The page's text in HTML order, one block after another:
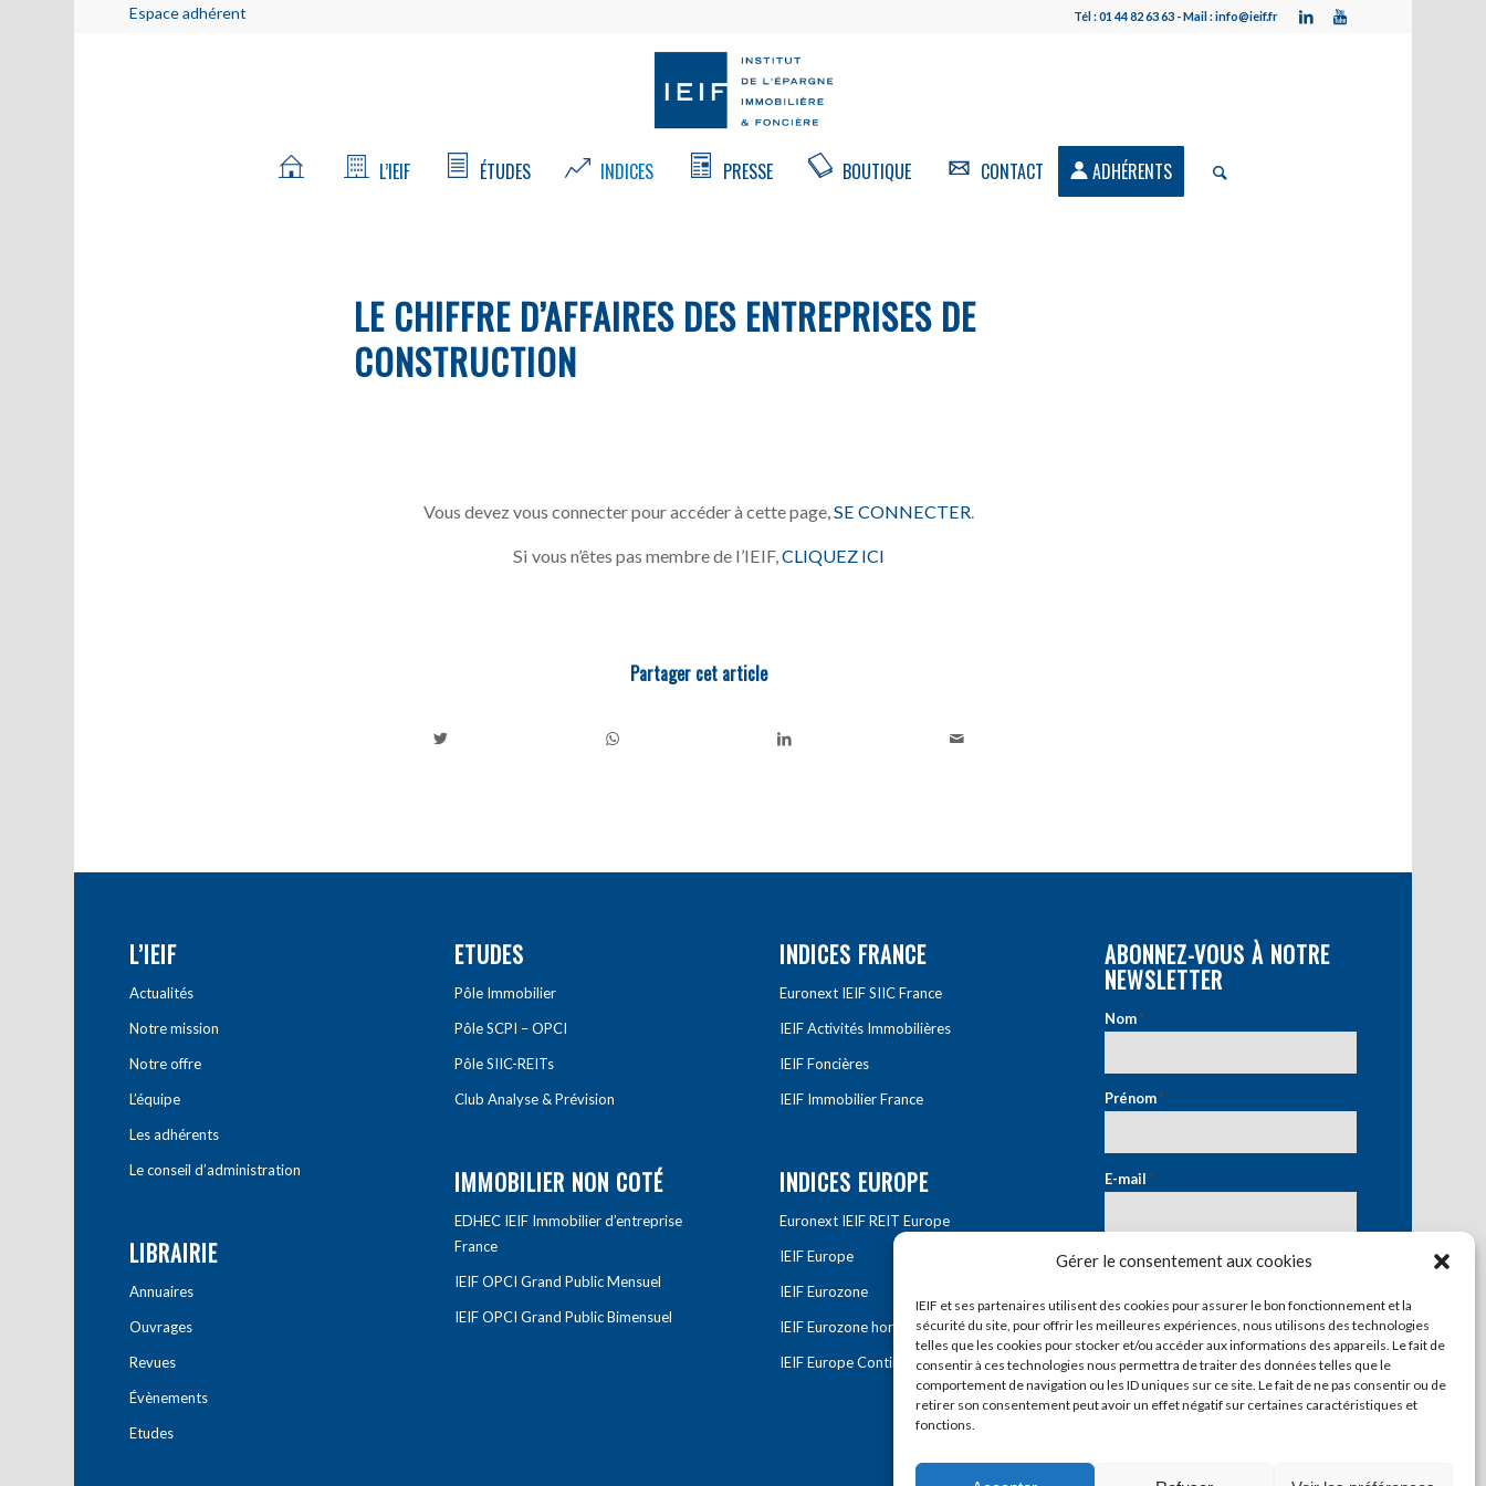
Gérer le consentement aux cookies
IEIF et ses partenaires utilisent des cookies pour assurer le bon fonctionnement et la
sécurité du site, pour offrir les meilleures expériences, nous utilisons des technologies
telles que les cookies pour stocker et/ou accéder aux informations des appareils. Le fait de
consentir à ces technologies nous permettra de traiter des données telles que le
comportement de navigation ou les ID uniques sur ce site. Le fait de ne pas consentir ou de
retirer son consentement peut avoir un effet négatif sur certaines caractéristiques et
fonctions.
Espace adhérent Tél : 01 44 82 63 63 - Mail : info@ieif.fr
L’IEIF ÉTUDES INDICES PRESSE BOUTIQUE CONTACT ADHÉRENTS
LE CHIFFRE D’AFFAIRES DES ENTREPRISES DE
CONSTRUCTION
Vous devez vous connecter pour accéder à cette page, SE CONNECTER
Si vous n’êtes pas membre de l’IEIF,CLIQUEZ ICI
Partager cet article
L’IEIF
Actualités
Notre mission
Notre offre
L’équipe
Les adhérents
Le conseil d’administration
LIBRAIRIE
Annuaires
Ouvrages
Revues
Évènements
Etudes
ETUDES
Pôle Immobilier
Pôle SCPI – OPCI
Pôle SIIC-REITs
Club Analyse & Prévision
IMMOBILIER NON COTÉ
EDHEC IEIF Immobilier d’entreprise
France
IEIF OPCI Grand Public Mensuel
IEIF OPCI Grand Public Bimensuel
INDICES FRANCE
Euronext IEIF SIIC France
IEIF Activités Immobilières
IEIF Foncières
IEIF Immobilier France
INDICES EUROPE
Euronext IEIF REIT Europe
IEIF Europe
IEIF Eurozone
IEIF Eurozone hors France
IEIF Europe Continentale
ABONNEZ-VOUS À NOTRE
NEWSLETTER
Nom*
Prénom*
E-mail*